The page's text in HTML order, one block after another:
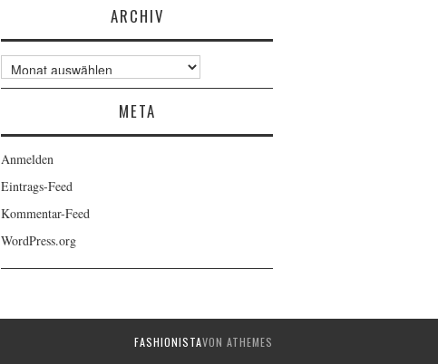
ARCHIV
Archiv
META
Anmelden
Eintrags-Feed
Kommentar-Feed
WordPress.org
FASHIONISTAVON ATHEMES